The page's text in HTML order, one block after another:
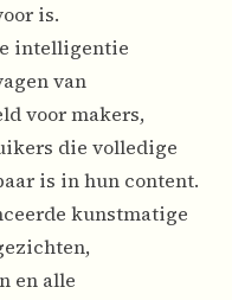
is.
intelligentie
van
voor makers,
die volledige
is in hun content.
kunstmatige
en alle